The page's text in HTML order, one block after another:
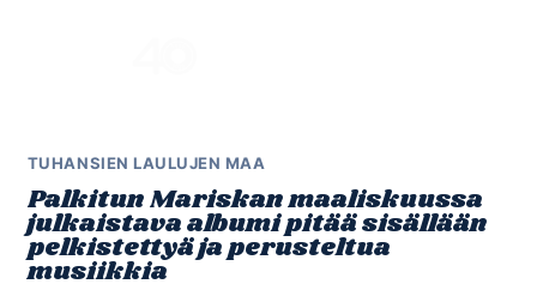
TUHANSIEN LAULUJEN MAA
Palkitun Mariskan maaliskuussa
julkaistava albumi pitää sisällään
pelkistettyä ja perusteltua
musiikkia